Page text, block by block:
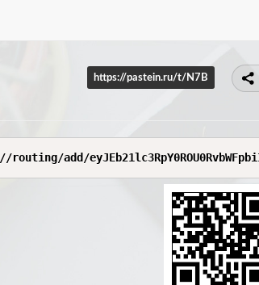
https://pastein.ru/t/N7B
routing/add/